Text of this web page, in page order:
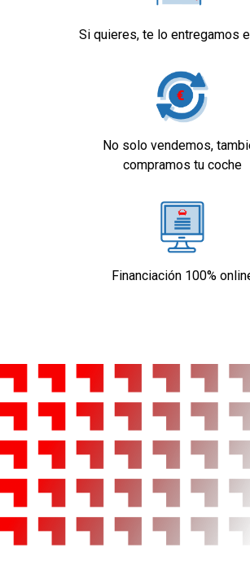
Si quieres, te lo entregamos
No solo vendemos,
compramos tu coche
Financiación 100%